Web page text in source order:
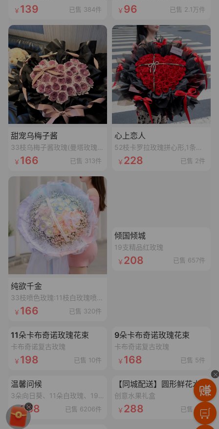
139 已售 384件 96 已售 2.1万件
甜宠乌梅子酱
33枝乌梅子酱玫瑰(曼塔玫瑰喷乌梅子酱漆,拼心形),裸粉色蝴蝶结,裸粉色丝袋绕一圈,1条灯串
166 已售 313件
心上恋人
52枝卡罗拉玫瑰拼心形,1条十字黑色丝带,1个珍珠蝴蝶结,1张精美卡片(样式随机)
228 已售 2件
纯欲千金
33枝喷色玫瑰:11枝白玫瑰喷碎冰蓝漆,11枝白玫瑰喷丁香紫漆,11枝白玫瑰喷香妃粉漆,搭配3个同色满天星,1条丝带,2个鱼尾纱蝴蝶结,1个灯串
166 已售 320件
倾国倾城
19支精品红玫瑰
208 已售 657件
加载失败,点击重试
11朵卡布奇诺玫瑰花束
卡布奇诺复古玫瑰
198 已售 10件
加载失败,点击重试
9朵卡布奇诺玫瑰花束
卡布奇诺复古玫瑰
168 已售 5件
加载失败,点击重试
温馨问候
3朵向日葵、11朵白玫瑰、19朵香槟玫瑰抱抱桶
358 已售 6206件
加载失败,点击重试
【同城配送】圆形鲜花水果礼盒
创意水果礼盒
288 已售 9件